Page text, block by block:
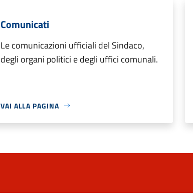
Comunicati
Le comunicazioni ufficiali del Sindaco,
degli organi politici e degli uffici comunali.
VAI ALLA PAGINA